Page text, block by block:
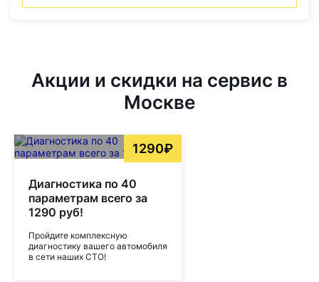
Акции и скидки на сервис в
Москве
1290₽
Диагностика по 40
параметрам всего за
1290 руб!
Пройдите комплексную
диагностику вашего автомобиля
в сети наших СТО!